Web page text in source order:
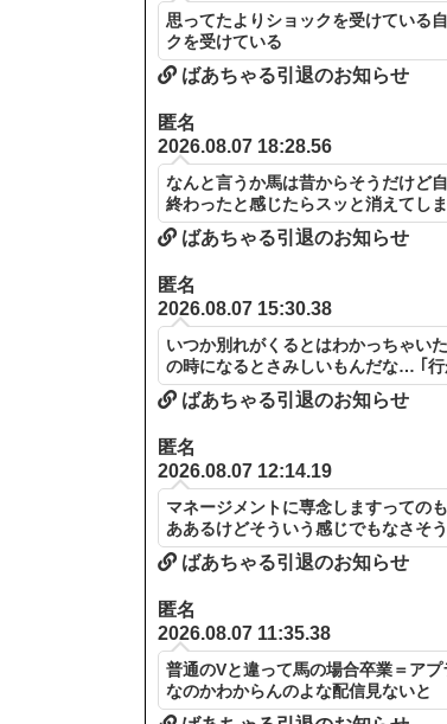
思ってたよりショックを受けている
クを受けている
ばあちゃる引退のお知らせ
匿名
2026.08.07 18:28.56
なんと言うか馬は昔からそうだけど
終わったと感じたらスッと消えてし
ばあちゃる引退のお知らせ
匿名
2026.08.07 15:30.38
いつか別れがくるとはわかっちゃい
の時になるとさみしいもんだな… ｢行
ばあちゃる引退のお知らせ
匿名
2026.08.07 12:14.19
マネージメントに専念しますっての
ああるけどそういう感じでもなさそ
ばあちゃる引退のお知らせ
匿名
2026.08.07 11:35.38
普通のVと違って馬の場合卒業＝アプ
なのかわからんのよな配信見ないと